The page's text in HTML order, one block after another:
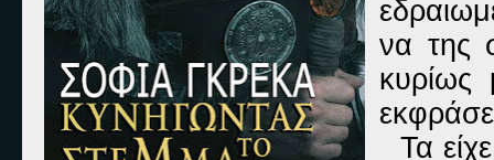
να της
κυρίως
Τα